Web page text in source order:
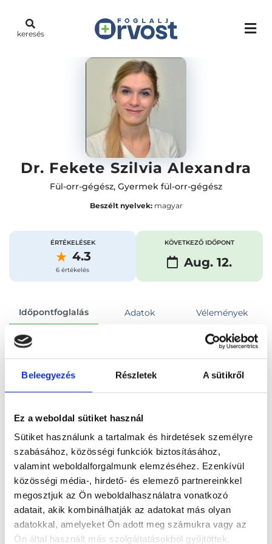
Beleegyezés Részletek A sütikről
Ez a weboldal sütiket használ
Sütiket használunk a tartalmak és hirdetések személyre
szabásához, közösségi funkciók biztosításához,
valamint weboldalforgalmunk elemzéséhez. Ezenkívül
közösségi média-, hirdető- és elemező partnereinkkel
megosztjuk az Ön weboldalhasználatra vonatkozó
adatait, akik kombinálhatják az adatokat más olyan
adatokkal, amelyeket Ön adott meg számukra vagy az
Ön által használt más szolgáltatásokból gyűjtöttek.
keresés
Dr. Fekete Szilvia Alexandra
Fül-orr-gégész, Gyermek fül-orr-gégész
Beszélt nyelvek:magyar
ÉRTÉKELÉSEK
4.3
6 értékelés
KÖVETKEZŐ IDŐPONT
Aug. 12.
Időpontfoglalás Adatok Vélemények
Foglalj időpontot
Összes szakterület Nyelvfék felszabadítás
Főoldal Orvosok Fül-orr-gégész
Fül-orr-gégész, Budapest, XVI. kerület
Dr. Fekete Szilvia Alexandra